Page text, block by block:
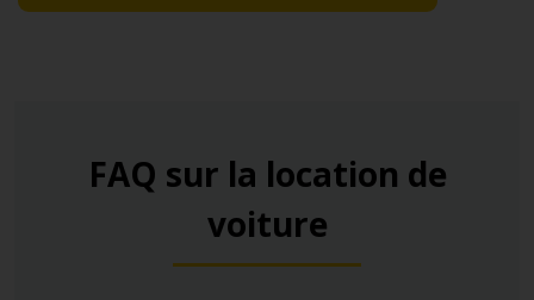
FAQ sur la location de
voiture